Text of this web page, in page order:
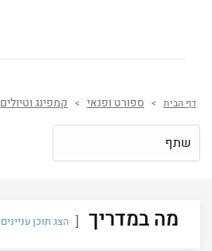
דף הבית > ספורט ופנאי > קמפינג וטיולים
שתף
מה במדריך הצג תוכן עניינים